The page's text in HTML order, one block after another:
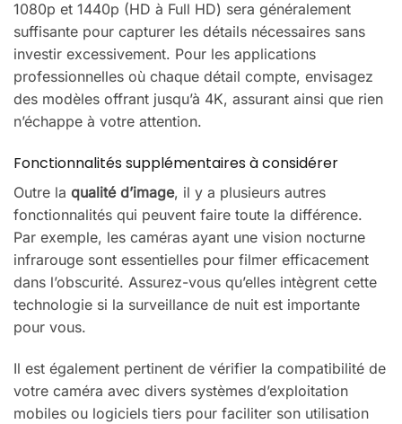
1080p et 1440p (HD à Full HD) sera généralement
suffisante pour capturer les détails nécessaires sans
investir excessivement. Pour les applications
professionnelles où chaque détail compte, envisagez
des modèles offrant jusqu’à 4K, assurant ainsi que rien
n’échappe à votre attention.
Fonctionnalités supplémentaires à considérer
Outre la qualité d’image, il y a plusieurs autres
fonctionnalités qui peuvent faire toute la différence.
Par exemple, les caméras ayant une vision nocturne
infrarouge sont essentielles pour filmer efficacement
dans l’obscurité. Assurez-vous qu’elles intègrent cette
technologie si la surveillance de nuit est importante
pour vous.
Il est également pertinent de vérifier la compatibilité de
votre caméra avec divers systèmes d’exploitation
mobiles ou logiciels tiers pour faciliter son utilisation